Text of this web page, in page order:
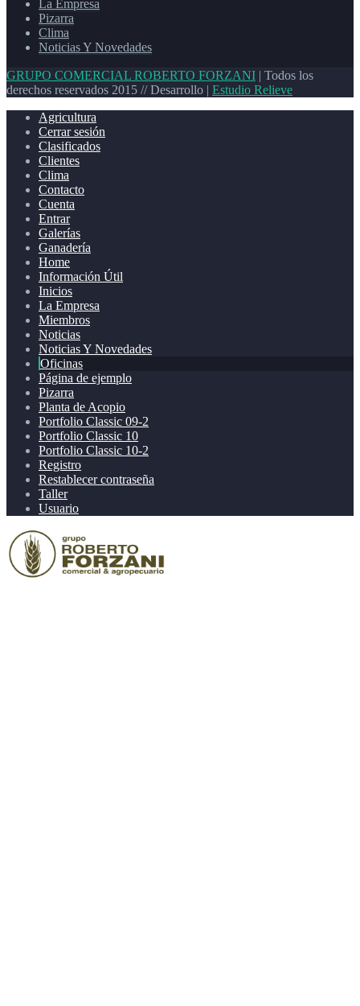
La Empresa
Pizarra
Clima
Noticias Y Novedades
GRUPO COMERCIAL ROBERTO FORZANI | Todos los
derechos reservados 2015 // Desarrollo | Estudio Relieve
Agricultura
Cerrar sesión
Clasificados
Clientes
Clima
Contacto
Cuenta
Entrar
Galerías
Ganadería
Home
Información Útil
Inicios
La Empresa
Miembros
Noticias
Noticias Y Novedades
Oficinas
Página de ejemplo
Pizarra
Planta de Acopio
Portfolio Classic 09-2
Portfolio Classic 10
Portfolio Classic 10-2
Registro
Restablecer contraseña
Taller
Usuario